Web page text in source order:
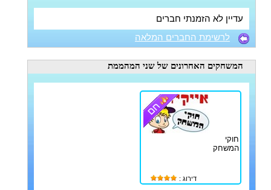
עדיין לא הזמנתי חברים
לרשימת החברים המלאה
המשחקים האחרונים של שני המהממת
חוקי
המשחק
דירוג :